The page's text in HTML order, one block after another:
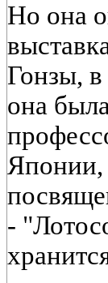
Но она
Гонзы,
она
Японии,
-